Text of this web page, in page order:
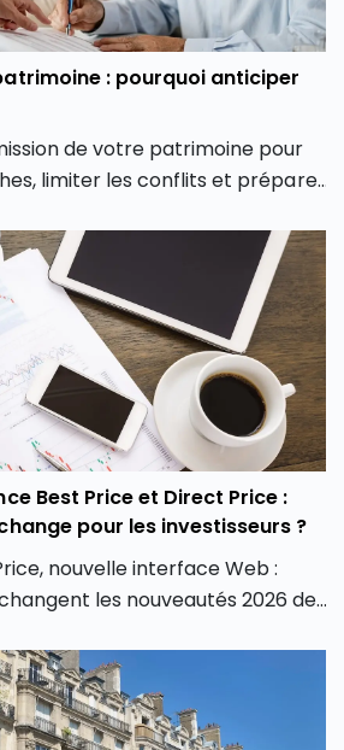
: pourquoi anticiper
de votre patrimoine pour
limiter les conflits et préparer
Best Price et Direct Price :
pour les investisseurs ?
nouvelle interface Web :
les nouveautés 2026 de